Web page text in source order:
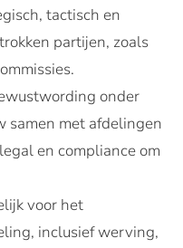
tactisch en
partijen, zoals
onder
samen met afdelingen
en compliance om
voor het
inclusief werving,